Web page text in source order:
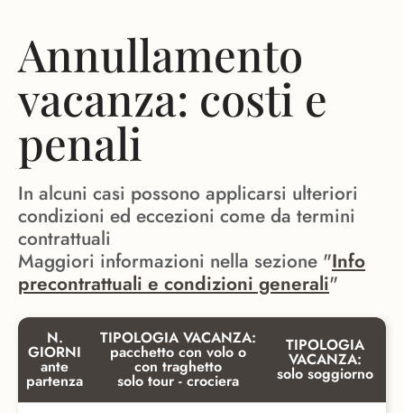
Annullamento
vacanza: costi e
penali
In alcuni casi possono applicarsi ulteriori
condizioni ed eccezioni come da termini
contrattuali
Maggiori informazioni nella sezione "Info
precontrattuali e condizioni generali"
N.
GIORNI
ante
partenza
TIPOLOGIA VACANZA:
pacchetto con volo o
con traghetto
solo tour - crociera
TIPOLOGIA
VACANZA:
solo soggiorno